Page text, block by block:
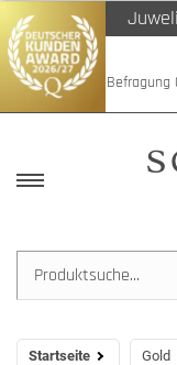
Befragung
Startseite Gold